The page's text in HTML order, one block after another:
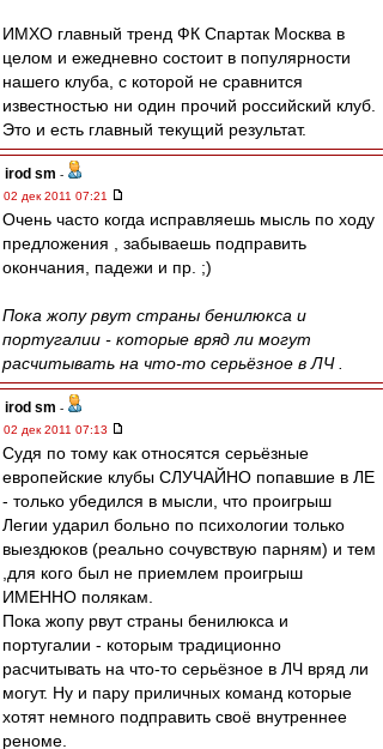
ИМХО главный тренд ФК Спартак Москва в
целом и ежедневно состоит в популярности
нашего клуба, с которой не сравнится
известностью ни один прочий российский клуб.
Это и есть главный текущий результат.
irod sm -
02 дек 2011 07:21
Очень часто когда исправляешь мысль по ходу
предложения , забываешь подправить
окончания, падежи и пр. ;)
Пока жопу рвут страны бенилюкса и
португалии - которые вряд ли могут
расчитывать на что-то серьёзное в ЛЧ .
irod sm -
02 дек 2011 07:13
Судя по тому как относятся серьёзные
европейские клубы СЛУЧАЙНО попавшие в ЛЕ
- только убедился в мысли, что проигрыш
Легии ударил больно по психологии только
выездюков (реально сочувствую парням) и тем
,для кого был не приемлем проигрыш
ИМЕННО полякам.
Пока жопу рвут страны бенилюкса и
португалии - которым традиционно
расчитывать на что-то серьёзное в ЛЧ вряд ли
могут. Ну и пару приличных команд которые
хотят немного подправить своё внутреннее
реноме.